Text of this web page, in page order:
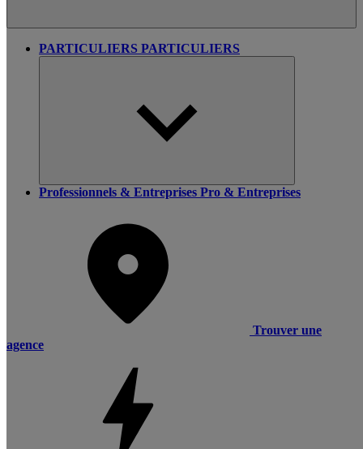
PARTICULIERS PARTICULIERS
Professionnels & Entreprises Pro & Entreprises
Trouver une
agence